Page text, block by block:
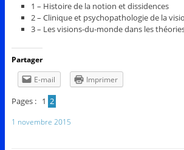
1 – Histoire de la notion et dissidences
2 – Clinique et psychopathologie de la
3 – Les visions-du-monde dans les
Partager
E-mail
Imprimer
Pages : 1 2
1 novembre 2015